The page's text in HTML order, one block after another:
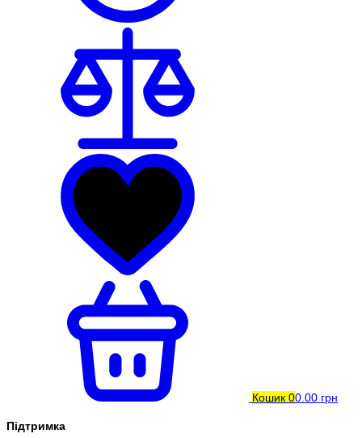
Кошик 00.00 грн
Підтримка